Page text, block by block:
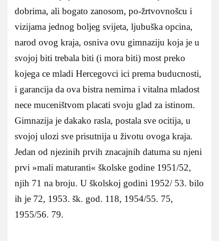
dobrima, ali bogato zanosom, po-žrtvovnošcu i
vizijama jednog boljeg svijeta, ljubuška opcina,
narod ovog kraja, osniva ovu gimnaziju koja je u
svojoj biti trebala biti (i mora biti) most preko
kojega ce mladi Hercegovci ici prema buducnosti,
i garancija da ova bistra nemirna i vitalna mladost
nece muceništvom placati svoju glad za istinom.
Gimnazija je dakako rasla, postala sve ocitija, u
svojoj ulozi sve prisutnija u životu ovoga kraja.
Jedan od njezinih prvih znacajnih datuma su njeni
prvi »mali maturanti« školske godine 1951/52,
njih 71 na broju. U školskoj godini 1952/ 53. bilo
ih je 72, 1953. šk. god. 118, 1954/55. 75,
1955/56. 79.